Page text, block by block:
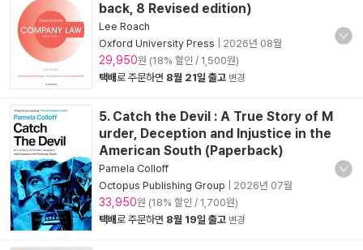
back, 8 Revised edition)
Lee Roach
Oxford University Press
2026년 08월
29,950원 (18% 할인 / 1,500원)
택배로 주문하면 8월 21일 출고 변경
5. Catch the Devil : A True Story of M
urder, Deception and Injustice in the
American South (Paperback)
Pamela Colloff
Octopus Publishing Group
2026년 07월
33,950원 (18% 할인 / 1,700원)
택배로 주문하면 8월 19일 출고 변경